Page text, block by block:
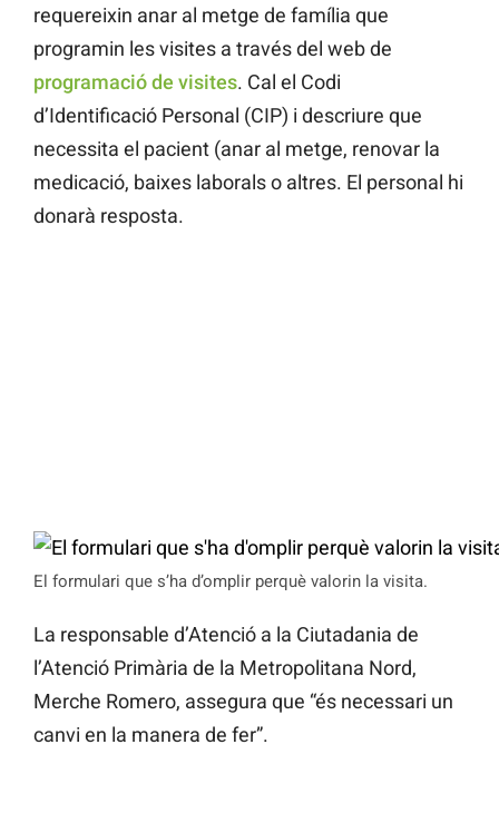
requereixin anar al metge de família que
programin les visites a través del web de
programació de visites. Cal el Codi
d’Identificació Personal (CIP) i descriure que
necessita el pacient (anar al metge, renovar la
medicació, baixes laborals o altres. El personal hi
donarà resposta.
El formulari que s’ha d’omplir perquè valorin la visita.
La responsable d’Atenció a la Ciutadania de
l’Atenció Primària de la Metropolitana Nord,
Merche Romero, assegura que “és necessari un
canvi en la manera de fer”.